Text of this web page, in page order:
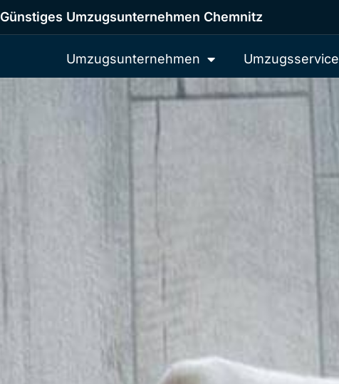
Günstiges Umzugsunternehmen Chemnitz
Umzugsunternehmen Umzugsservice